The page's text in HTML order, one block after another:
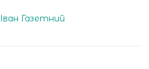
Іван Газетний